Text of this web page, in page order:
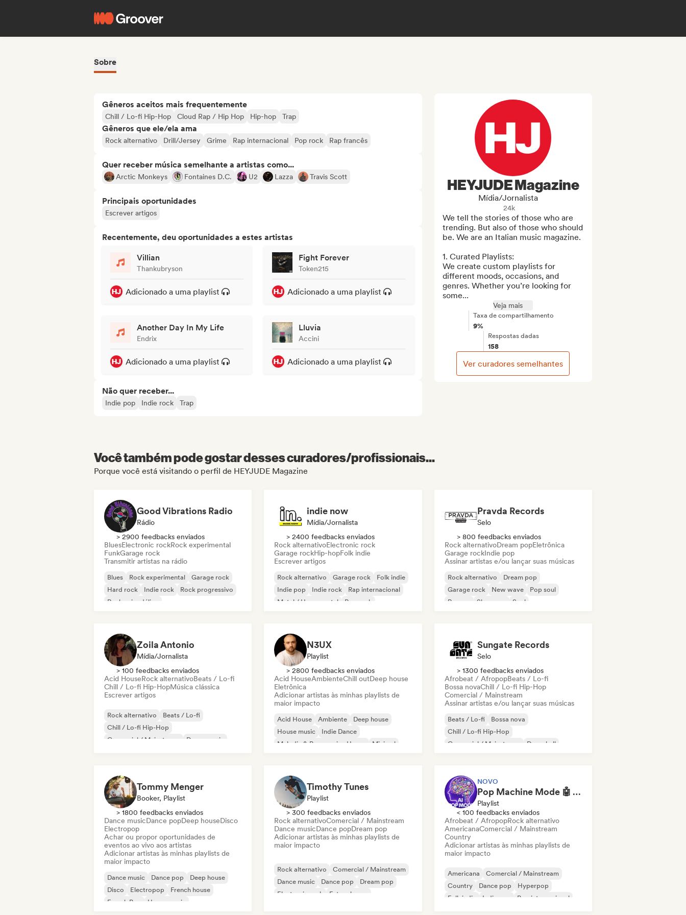
Sobre
Gêneros aceitos mais frequentemente
Chill / Lo-fi Hip-Hop Cloud Rap / Hip Hop Hip-hop Trap
Gêneros que ele/ela ama
Rock alternativo Drill/Jersey Grime Rap internacional Pop rock Rap francês
Quer receber música semelhante a artistas como...
Arctic Monkeys Fontaines D.C. U2 Lazza Travis Scott
Principais oportunidades
Escrever artigos
Recentemente, deu oportunidades a estes artistas
Villian
Thankubryson
Adicionado a uma playlist
Fight Forever
Token215
Adicionado a uma playlist
Another Day In My Life
Endrix
Adicionado a uma playlist
Lluvia
Accini
Adicionado a uma playlist
Não quer receber...
Indie pop Indie rock Trap
HEYJUDE Magazine
Mídia/Jornalista
24k
We tell the stories of those who are
trending. But also of those who should
be. We are an Italian music magazine.
1. Curated Playlists:
We create custom playlists for
different moods, occasions, and
genres. Whether you’re looking for
some...
Veja mais
Taxa de compartilhamento
9%
Respostas dadas
158
Ver curadores semelhantes
Você também pode gostar desses curadores/profissionais...
Porque você está visitando o perfil de HEYJUDE Magazine
Good Vibrations Radio
Rádio
> 2900 feedbacks enviados
BluesElectronic rockRock experimental
FunkGarage rock
Transmitir artistas na rádio
Blues Rock experimental
Garage rock
Hard rock
Indie rock
Rock progressivo
Rock psicodélico
indie now
Mídia/Jornalista
> 2400 feedbacks enviados
Rock alternativoElectronic rock
Garage rockHip-hopFolk indie
Escrever artigos
Rock alternativo Garage rock
Folk indie
Indie pop
Indie rock
Rap internacional
Metal / Heavy metal
Pop rock
Pravda Records
Selo
> 800 feedbacks enviados
Rock alternativoDream popEletrônica
Garage rockIndie pop
Assinar artistas e/ou lançar suas músicas
Rock alternativo
Dream pop
Garage rock
New wave
Pop soul
Reggae
Shoegaze Soul
Zoila Antonio
Mídia/Jornalista
> 100 feedbacks enviados
Acid HouseRock alternativoBeats / Lo-fi
Chill / Lo-fi Hip-HopMúsica clássica
Escrever artigos
Rock alternativo
Beats / Lo-fi
Chill / Lo-fi Hip-Hop
Comercial / Mainstream
Dance music
N3UX
Playlist
> 2800 feedbacks enviados
Acid HouseAmbienteChill outDeep house
Eletrônica
Adicionar artistas às minhas playlists de
maior impacto
Acid House Ambiente
Deep house
House music
Indie Dance
Melodic & Progressive House
Minimal
Sungate Records
Selo
> 1300 feedbacks enviados
Afrobeat / AfropopBeats / Lo-fi
Bossa novaChill / Lo-fi Hip-Hop
Comercial / Mainstream
Assinar artistas e/ou lançar suas músicas
Beats / Lo-fi
Bossa nova
Chill / Lo-fi Hip-Hop
Comercial / Mainstream
Dancehall
Tommy Menger
Booker, Playlist
> 1800 feedbacks enviados
Dance musicDance popDeep houseDisco
Electropop
Achar ou propor oportunidades de
eventos ao vivo aos artistas
Adicionar artistas às minhas playlists de
maior impacto
Dance music Dance pop
Deep house
Disco
Electropop
French house
French Pop
House music
Timothy Tunes
Playlist
> 300 feedbacks enviados
Rock alternativoComercial / Mainstream
Dance musicDance popDream pop
Adicionar artistas às minhas playlists de
maior impacto
Rock alternativo
Comercial / Mainstream
Dance music
Dance pop
Dream pop
Electronic rock
Future house
NOVO
Pop Machine Mode 🤖 AI Music, Indie Pop & Dream Pop
Playlist
< 100 feedbacks enviados
Afrobeat / AfropopRock alternativo
AmericanaComercial / Mainstream
Country
Adicionar artistas às minhas playlists de
maior impacto
Americana
Comercial / Mainstream
Country
Dance pop
Hyperpop
Folk indie
Indie pop Pop internacional